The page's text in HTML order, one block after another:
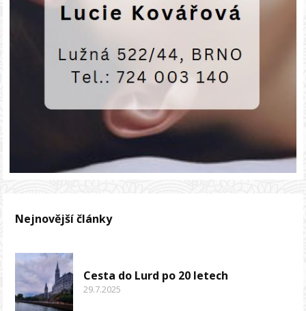
Nejnovější články
Cesta do Lurd po 20 letech
29.7.2025